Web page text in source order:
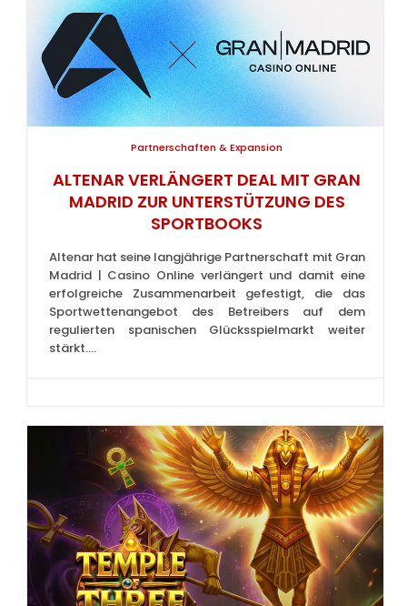
Partnerschaften & Expansion
ALTENAR VERLÄNGERT DEAL MIT GRAN
MADRID ZUR UNTERSTÜTZUNG DES
SPORTBOOKS
Altenar hat seine langjährige Partnerschaft mit Gran
Madrid | Casino Online verlängert und damit eine
erfolgreiche Zusammenarbeit gefestigt, die das
Sportwettenangebot des Betreibers auf dem
regulierten spanischen Glücksspielmarkt weiter
stärkt....